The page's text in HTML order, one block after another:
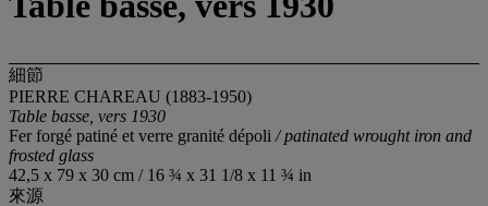
細節
PIERRE CHAREAU (1883-1950)
Table basse, vers 1930
Fer forgé patiné et verre granité dépoli / patinated wrought iron and
frosted glass
42,5 x 79 x 30 cm / 16 ¾ x 31 1/8 x 11 ¾ in
來源